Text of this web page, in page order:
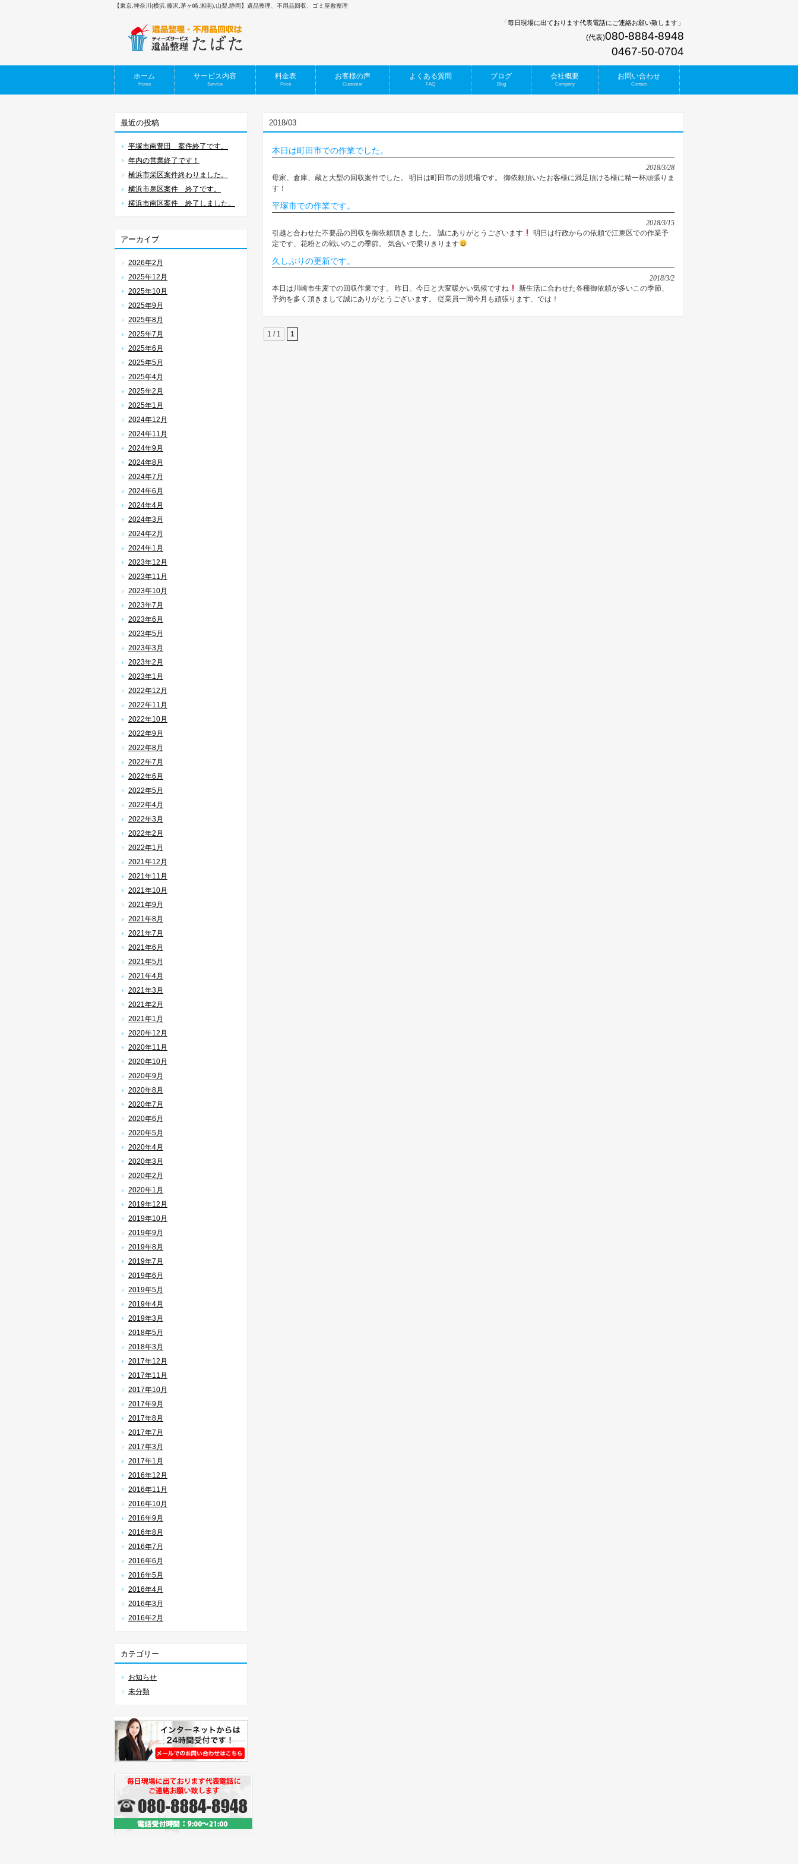
【東京,神奈川(横浜,藤沢,茅ヶ崎,湘南),山梨,静岡】遺品整理、不用品回収、ゴミ屋敷整理
「毎日現場に出ております代表電話にご連絡お願い致します」
(代表)080-8884-8948
0467-50-0704
ホーム
Home
サービス内容
Service
料金表
Price
お客様の声
Customer
よくある質問
FAQ
ブログ
Blog
会社概要
Company
お問い合わせ
Contact
2018/03
本日は町田市での作業でした。
2018/3/28
母家、倉庫、蔵と大型の回収案件でした。 明日は町田市の別現場です。 御依頼頂いたお客様に満足頂ける様に精一杯頑張りま
す！
平塚市での作業です。
2018/3/15
引越と合わせた不要品の回収を御依頼頂きました。 誠にありがとうございます
明日は行政からの依頼で江東区での作業予
定です、花粉との戦いのこの季節。 気合いで乗りきります
久しぶりの更新です。
2018/3/2
本日は川崎市生麦での回収作業です。 昨日、今日と大変暖かい気候ですね
新生活に合わせた各種御依頼が多いこの季節、
予約を多く頂きまして誠にありがとうございます。 従業員一同今月も頑張ります、では！
1 / 1 1
最近の投稿
平塚市南豊田 案件終了です。
年内の営業終了です！
横浜市栄区案件終わりました。
横浜市泉区案件 終了です。
横浜市南区案件 終了しました。
アーカイブ
2026年2月
2025年12月
2025年10月
2025年9月
2025年8月
2025年7月
2025年6月
2025年5月
2025年4月
2025年2月
2025年1月
2024年12月
2024年11月
2024年9月
2024年8月
2024年7月
2024年6月
2024年4月
2024年3月
2024年2月
2024年1月
2023年12月
2023年11月
2023年10月
2023年7月
2023年6月
2023年5月
2023年3月
2023年2月
2023年1月
2022年12月
2022年11月
2022年10月
2022年9月
2022年8月
2022年7月
2022年6月
2022年5月
2022年4月
2022年3月
2022年2月
2022年1月
2021年12月
2021年11月
2021年10月
2021年9月
2021年8月
2021年7月
2021年6月
2021年5月
2021年4月
2021年3月
2021年2月
2021年1月
2020年12月
2020年11月
2020年10月
2020年9月
2020年8月
2020年7月
2020年6月
2020年5月
2020年4月
2020年3月
2020年2月
2020年1月
2019年12月
2019年10月
2019年9月
2019年8月
2019年7月
2019年6月
2019年5月
2019年4月
2019年3月
2018年5月
2018年3月
2017年12月
2017年11月
2017年10月
2017年9月
2017年8月
2017年7月
2017年3月
2017年1月
2016年12月
2016年11月
2016年10月
2016年9月
2016年8月
2016年7月
2016年6月
2016年5月
2016年4月
2016年3月
2016年2月
カテゴリー
お知らせ
未分類